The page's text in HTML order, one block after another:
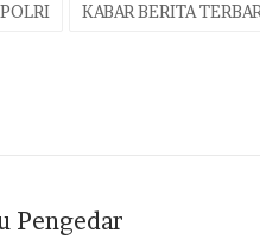
KABAR BERITA
Pengedar